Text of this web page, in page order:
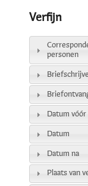
Verfijn
personen
Datum vóór
Datum
Datum na
Plaats van